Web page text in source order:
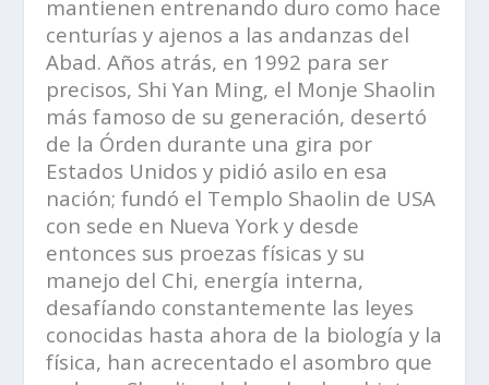
mantienen entrenando duro como hace
centurías y ajenos a las andanzas del
Abad. Años atrás, en 1992 para ser
precisos, Shi Yan Ming, el Monje Shaolin
más famoso de su generación, desertó
de la Órden durante una gira por
Estados Unidos y pidió asilo en esa
nación; fundó el Templo Shaolin de USA
con sede en Nueva York y desde
entonces sus proezas físicas y su
manejo del Chi, energía interna,
desafíando constantemente las leyes
conocidas hasta ahora de la biología y la
física, han acrecentado el asombro que